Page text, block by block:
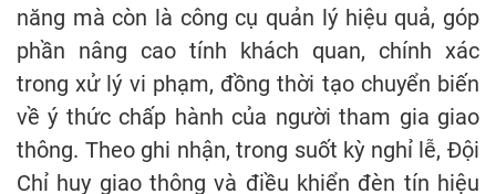
năng mà còn là công cụ quản lý hiệu quả, góp
phần nâng cao tính khách quan, chính xác
trong xử lý vi phạm, đồng thời tạo chuyển biến
về ý thức chấp hành của người tham gia giao
thông. Theo ghi nhận, trong suốt kỳ nghỉ lễ, Đội
Chỉ huy giao thông và điều khiển đèn tín hiệu